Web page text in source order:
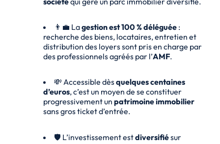
👨‍💼 Lagestion est 100 % déléguée :
recherche des biens, locataires, entretien et
distribution des loyers sont pris en charge par
des professionnels agréés par l’AMF.
💸 Accessible dèsquelques centaines
d’euros, c’est un moyen de se constituer
progressivement un patrimoine immobilier
sans gros ticket d’entrée.
🛡️ L’investissement estdiversifiésur